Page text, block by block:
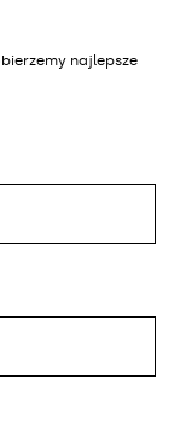
najlepsze